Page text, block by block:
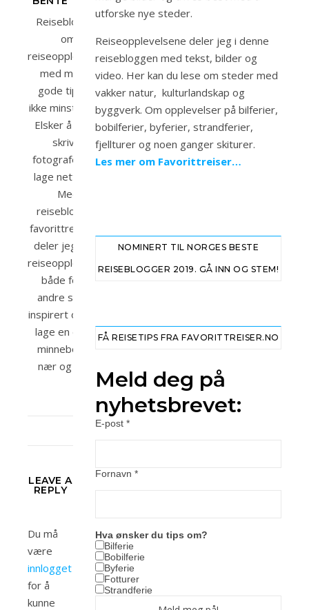
Reiseblogger
om
reiseopplevelser
med mange
gode tips og
ikke minst bilder.
Elsker å reise,
skrive,
fotografere og
lage nettsider.
Med
reisebloggen
favorittreiser.no
deler jeg mine
reiseopplevelser
både for at
andre skal bli
inspirert og for å
lage en digital
minnebok fra
nær og fjern.
LEAVE A
REPLY
Du må
være
innlogget
for å
kunne
utforske nye steder.
Reiseopplevelsene deler jeg i denne
reisebloggen med tekst, bilder og
video. Her kan du lese om steder med
vakker natur, kulturlandskap og
byggverk. Om opplevelser på bilferier,
bobilferier, byferier, strandferier,
fjellturer og noen ganger skiturer.
Les mer om Favorittreiser…
NOMINERT TIL NORGES BESTE
REISEBLOGGER 2019. GÅ INN OG STEM!
FÅ REISETIPS FRA FAVORITTREISER.NO
Meld deg på
nyhetsbrevet:
E-post *
Fornavn *
Hva ønsker du tips om?
Bilferie
Bobilferie
Byferie
Fotturer
Strandferie